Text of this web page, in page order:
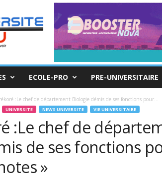
ECOLE-PRO PRE-UNIVERSITAIRE
:Le chef de département Biologie démis de ses fonctions pour...
UNIVERSITE NEWS UNIVERSITE VIE UNIVERSITAIRE
:Le chef de
de ses fonctions
»